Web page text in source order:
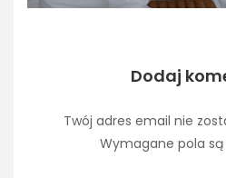
Dodaj
Twój adres email nie
Wymagane pola